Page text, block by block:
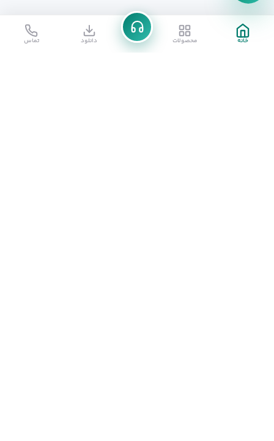
خانه محصولات دانلود تماس